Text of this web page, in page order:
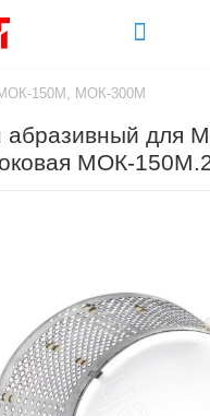
МОК-150М, МОК-300М
абразивный для
МОК-